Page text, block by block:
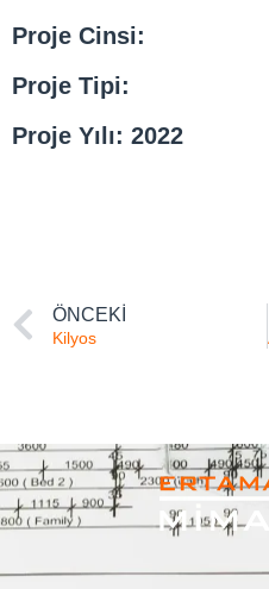
Proje Cinsi:
Proje Tipi:
Proje Yılı: 2022
ÖNCEKI
Kilyos